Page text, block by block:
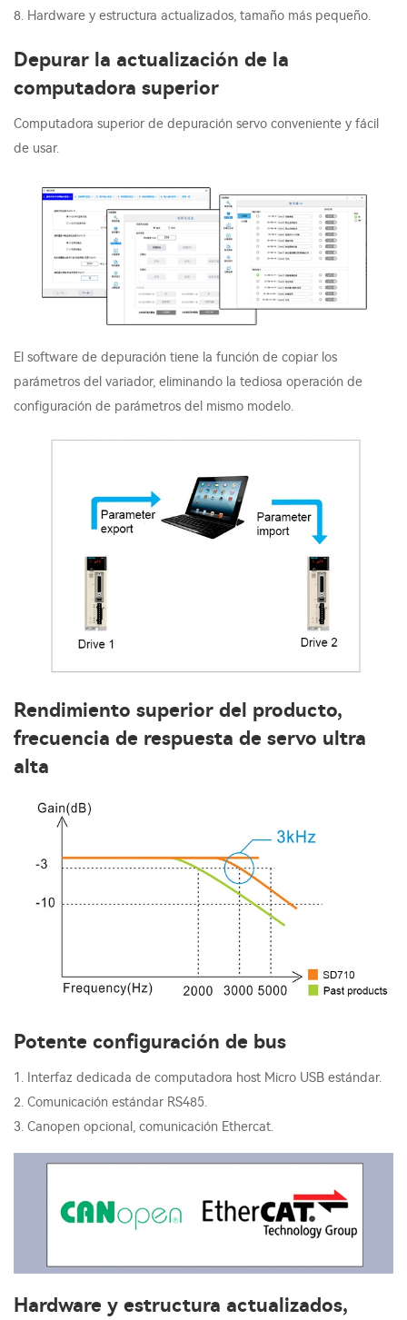
8. Hardware y estructura actualizados, tamaño más pequeño.
Depurar la actualización de la
computadora superior
Computadora superior de depuración servo conveniente y fácil
de usar.
El software de depuración tiene la función de copiar los
parámetros del variador, eliminando la tediosa operación de
configuración de parámetros del mismo modelo.
Rendimiento superior del producto,
frecuencia de respuesta de servo ultra
alta
Potente configuración de bus
1. Interfaz dedicada de computadora host Micro USB estándar.
2. Comunicación estándar RS485.
3. Canopen opcional, comunicación Ethercat.
Hardware y estructura actualizados,